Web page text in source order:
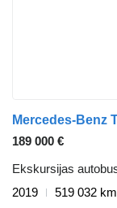
Mercedes-Benz
189 000 €
Ekskursijas
2019
519 032 km